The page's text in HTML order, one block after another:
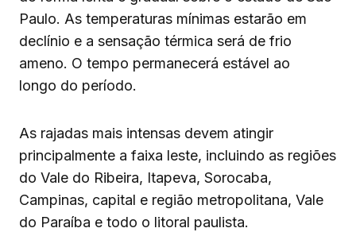
Paulo. As temperaturas mínimas estarão em
declínio e a sensação térmica será de frio
ameno. O tempo permanecerá estável ao
longo do período.
As rajadas mais intensas devem atingir
principalmente a faixa leste, incluindo as regiões
do Vale do Ribeira, Itapeva, Sorocaba,
Campinas, capital e região metropolitana, Vale
do Paraíba e todo o litoral paulista.